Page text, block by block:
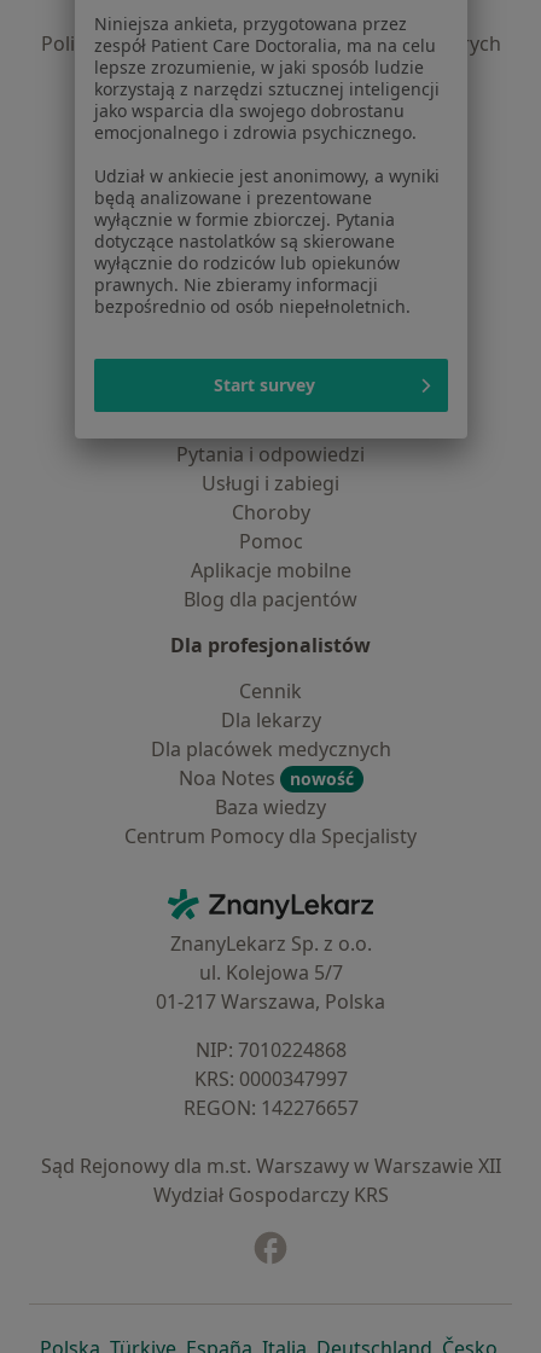
Polityka prywatności profesjonalistów
Polityka prywatności dla profesjonalistów, których
dane pozyskaliśmy samodzielnie
Polityka cookies
Jak działają wyniki wyszukiwania
O nas
Praca Rekrutujemy!
Partnerzy
Centrum prasowe
Kontakt
Lekarze
Pytania i odpowiedzi
Usługi i zabiegi
Choroby
Pomoc
Aplikacje mobilne
Blog dla pacjentów
Dla profesjonalistów
Cennik
Dla lekarzy
Dla placówek medycznych
Noa Notes
nowość
Baza wiedzy
Centrum Pomocy dla Specjalisty
ZnanyLekarz - Strona główna
ZnanyLekarz Sp. z o.o.
ul. Kolejowa 5/7
01-217 Warszawa, Polska
NIP: ⁠7010224868
KRS: ⁠0000347997
REGON: ⁠142276657
Sąd Rejonowy dla m.st. Warszawy w Warszawie XII
Wydział Gospodarczy KRS
otwiera się w nowej karcie
otwiera się w nowej karcie
otwiera się w nowej karcie
otwiera się w nowej
otwiera się
Niniejsza ankieta, przygotowana przez
zespół Patient Care Doctoralia, ma na celu
lepsze zrozumienie, w jaki sposób ludzie
korzystają z narzędzi sztucznej inteligencji
jako wsparcia dla swojego dobrostanu
emocjonalnego i zdrowia psychicznego.
Udział w ankiecie jest anonimowy, a wyniki
będą analizowane i prezentowane
wyłącznie w formie zbiorczej. Pytania
dotyczące nastolatków są skierowane
wyłącznie do rodziców lub opiekunów
prawnych. Nie zbieramy informacji
bezpośrednio od osób niepełnoletnich.
Start survey